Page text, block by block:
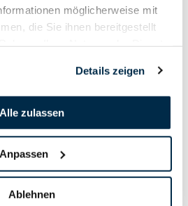
möglicherweise mit
die Sie ihnen bereitgestellt
Details zeigen
Alle zulassen
Anpassen
Ablehnen